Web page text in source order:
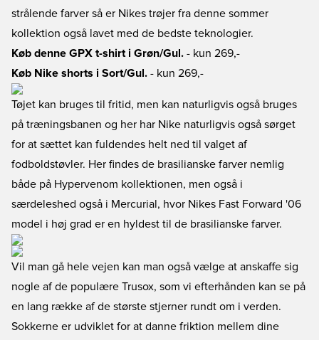
strålende farver så er Nikes trøjer fra denne sommer
kollektion også lavet med de bedste teknologier.
Køb denne GPX t-shirt i Grøn/Gul. - kun 269,-
Køb Nike shorts i Sort/Gul. - kun 269,-
Tøjet kan bruges til fritid, men kan naturligvis også bruges
på træningsbanen og her har Nike naturligvis også sørget
for at sættet kan fuldendes helt ned til valget af
fodboldstøvler. Her findes de brasilianske farver nemlig
både på Hypervenom kollektionen, men også i
særdeleshed også i Mercurial, hvor Nikes Fast Forward '06
model i høj grad er en hyldest til de brasilianske farver.
Vil man gå hele vejen kan man også vælge at anskaffe sig
nogle af de populære Trusox, som vi efterhånden kan se på
en lang række af de største stjerner rundt om i verden.
Sokkerne er udviklet for at danne friktion mellem dine